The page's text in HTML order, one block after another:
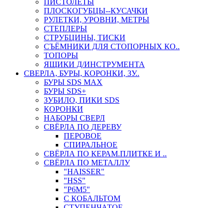
ПИСТОЛЕТЫ
ПЛОСКОГУБЦЫ--КУСАЧКИ
РУЛЕТКИ, УРОВНИ, МЕТРЫ
СТЕПЛЕРЫ
СТРУБЦИНЫ, ТИСКИ
СЪЁМНИКИ ДЛЯ СТОПОРНЫХ КО..
ТОПОРЫ
ЯЩИКИ Д/ИНСТРУМЕНТА
СВЕРЛА, БУРЫ, КОРОНКИ, ЗУ..
БУРЫ SDS MAX
БУРЫ SDS+
ЗУБИЛО, ПИКИ SDS
КОРОНКИ
НАБОРЫ СВЕРЛ
СВЁРЛА ПО ДЕРЕВУ
ПЕРОВОЕ
СПИРАЛЬНОЕ
СВЁРЛА ПО КЕРАМ.ПЛИТКЕ И ..
СВЁРЛА ПО МЕТАЛЛУ
"HAISSER"
"HSS"
"Р6М5"
С КОБАЛЬТОМ